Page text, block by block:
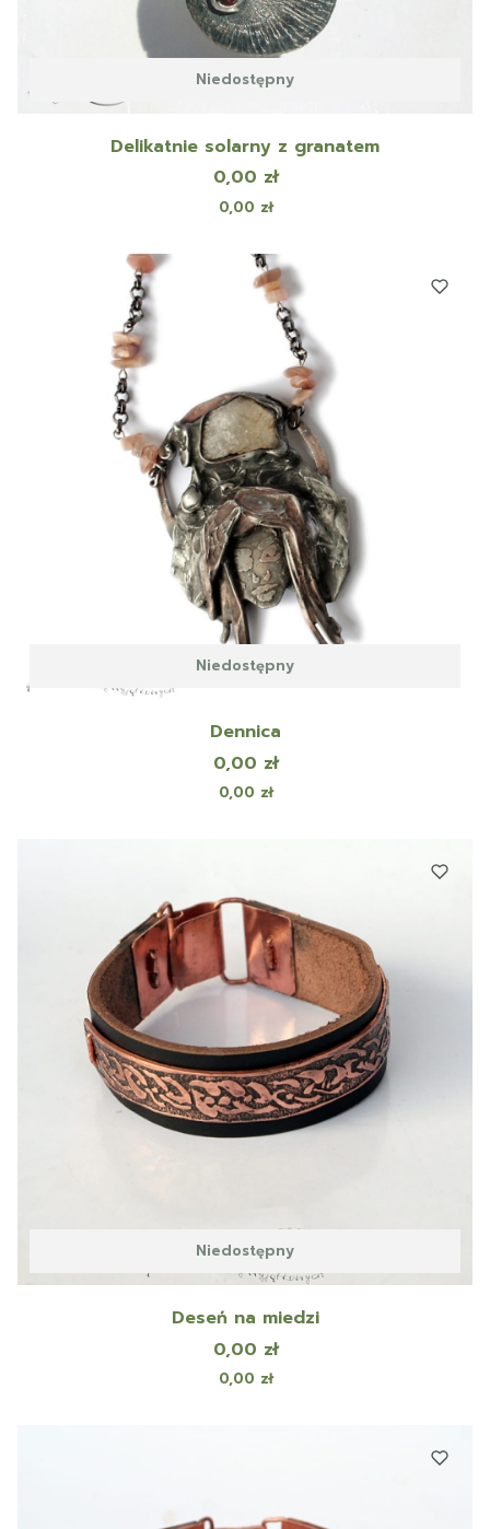
Niedostępny
Delikatnie solarny z granatem
Cena
0,00 zł
Cena
0,00 zł
Niedostępny
Dennica
Cena
0,00 zł
Cena
0,00 zł
Niedostępny
Deseń na miedzi
Cena
0,00 zł
Cena
0,00 zł